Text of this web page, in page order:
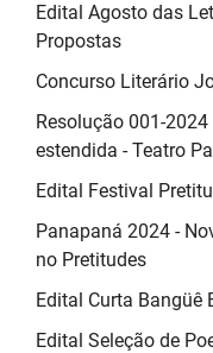
Edital Agosto das
Propostas
Concurso Literário
Resolução 001-
estendida - Teatro
Edital Festival
Panapaná 2024 -
no Pretitudes
Edital Curta Bangüê
Edital Seleção de